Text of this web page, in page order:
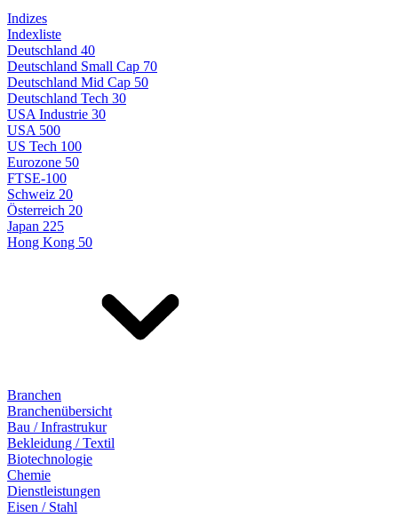
Indizes
Indexliste
Deutschland 40
Deutschland Small Cap 70
Deutschland Mid Cap 50
Deutschland Tech 30
USA Industrie 30
USA 500
US Tech 100
Eurozone 50
FTSE-100
Schweiz 20
Österreich 20
Japan 225
Hong Kong 50
Branchen
Branchenübersicht
Bau / Infrastrukur
Bekleidung / Textil
Biotechnologie
Chemie
Dienstleistungen
Eisen / Stahl